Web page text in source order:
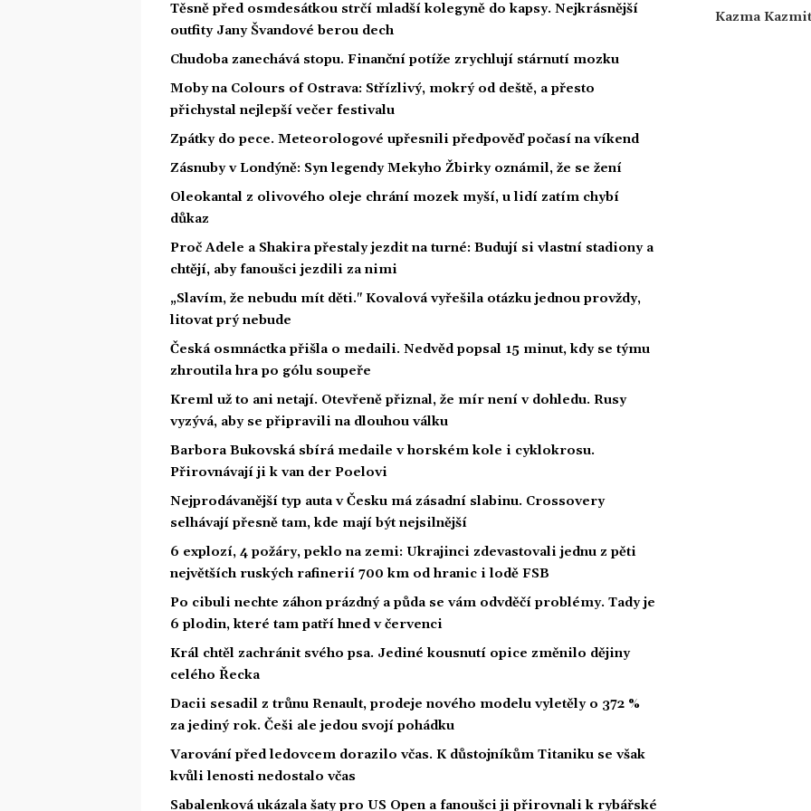
Těsně před osmdesátkou strčí mladší kolegyně do kapsy. Nejkrásnější
outfity Jany Švandové berou dech
Chudoba zanechává stopu. Finanční potíže zrychlují stárnutí mozku
Moby na Colours of Ostrava: Střízlivý, mokrý od deště, a přesto
přichystal nejlepší večer festivalu
Zpátky do pece. Meteorologové upřesnili předpověď počasí na víkend
Zásnuby v Londýně: Syn legendy Mekyho Žbirky oznámil, že se žení
Oleokantal z olivového oleje chrání mozek myší, u lidí zatím chybí
důkaz
Proč Adele a Shakira přestaly jezdit na turné: Budují si vlastní stadiony a
chtějí, aby fanoušci jezdili za nimi
„Slavím, že nebudu mít děti." Kovalová vyřešila otázku jednou provždy,
litovat prý nebude
Česká osmnáctka přišla o medaili. Nedvěd popsal 15 minut, kdy se týmu
zhroutila hra po gólu soupeře
Kreml už to ani netají. Otevřeně přiznal, že mír není v dohledu. Rusy
vyzývá, aby se připravili na dlouhou válku
Barbora Bukovská sbírá medaile v horském kole i cyklokrosu.
Přirovnávají ji k van der Poelovi
Nejprodávanější typ auta v Česku má zásadní slabinu. Crossovery
selhávají přesně tam, kde mají být nejsilnější
6 explozí, 4 požáry, peklo na zemi: Ukrajinci zdevastovali jednu z pěti
největších ruských rafinerií 700 km od hranic i lodě FSB
Po cibuli nechte záhon prázdný a půda se vám odvděčí problémy. Tady je
6 plodin, které tam patří hned v červenci
Král chtěl zachránit svého psa. Jediné kousnutí opice změnilo dějiny
celého Řecka
Dacii sesadil z trůnu Renault, prodeje nového modelu vyletěly o 372 %
za jediný rok. Češi ale jedou svojí pohádku
Varování před ledovcem dorazilo včas. K důstojníkům Titaniku se však
kvůli lenosti nedostalo včas
Sabalenková ukázala šaty pro US Open a fanoušci ji přirovnali k rybářské
Kazma